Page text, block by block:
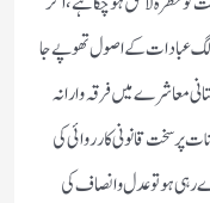
الگ عبادات کے اصول تھوپے جا
معاشرے میں فرقہ وارانہ
پر سخت قانونی کارروائی کی
ہو تو عدل و انصاف کی